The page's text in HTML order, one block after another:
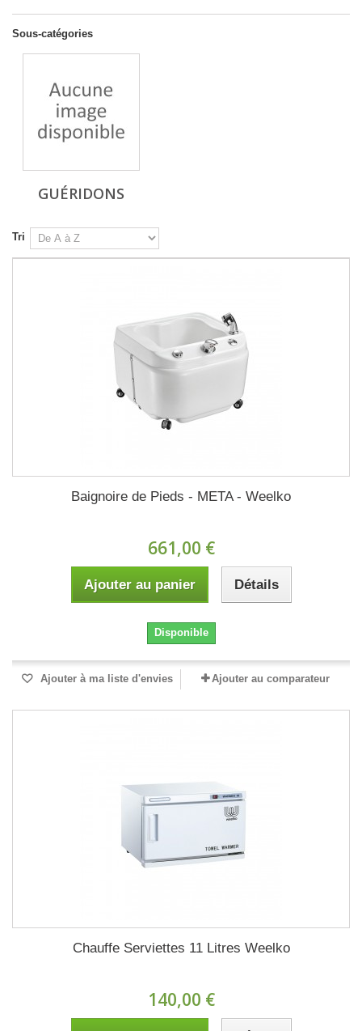
Sous-catégories
GUÉRIDONS
Tri
Baignoire de Pieds - META - Weelko
661,00 €
Ajouter au panier Détails
Disponible
Ajouter à ma liste d'envies Ajouter au comparateur
Chauffe Serviettes 11 Litres Weelko
140,00 €